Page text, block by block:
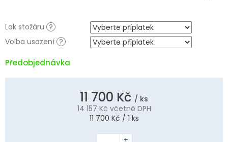
Předobjednávka
Lak stožáru ?
Volba usazení ?
11 700 Kč / ks
14 157 Kč včetně DPH
Měrná
11 700 Kč / 1 ks